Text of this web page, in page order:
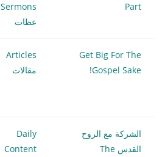
Part
Sermons
عظات
Get Big For The
Gospel Sake!
Articles
مقالات
الشركة مع الروح
القدس The
Daily
Content